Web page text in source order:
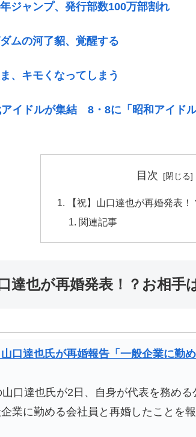
年ジャンプ、発行部数100万部割れ
ムの河了貂、覚醒する
、キモくなってしまう
アイドルが集結 8・8に「昭和アイド
目次
【祝】山口達也が再婚発表
関連記事
口達也が再婚発表！？お相
口達也氏が再婚報告「一般企業に勤
口達也氏が2日、自身が代表を務める
企業に勤める会社員と再婚したこと